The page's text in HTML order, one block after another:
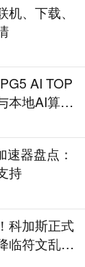
、下载、
AI TOP
本地AI算力
器盘点：
持
科加斯正式
临符文乱